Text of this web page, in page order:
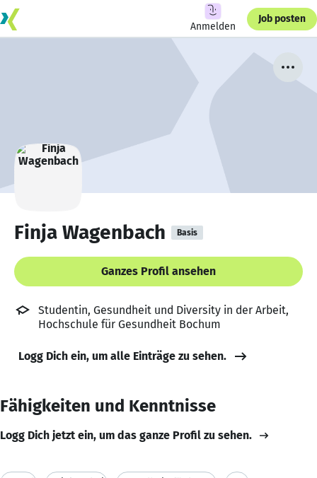
Anmelden
Job posten
Finja Wagenbach Basis
Ganzes Profil ansehen
Studentin, Gesundheit und Diversity in der Arbeit,
Hochschule für Gesundheit Bochum
Logg Dich ein, um alle Einträge zu sehen.
Fähigkeiten und Kenntnisse
Logg Dich jetzt ein, um das ganze Profil zu sehen.